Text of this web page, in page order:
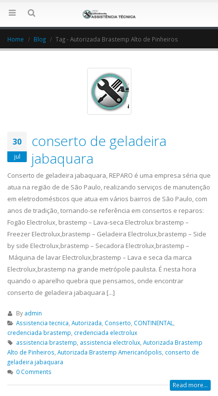
Home Blog Tag -Autorizada Brastemp Alto de Pinheiros
30
jul
conserto de geladeira
jabaquara
Conserto de geladeira jabaquara, REPARO é uma empresa séria que
atua na região de de São Paulo, realizando serviços de manutenção
em eletrodomésticos que atua em vários bairros de São Paulo, com
anos de tradição, tornando-se referência em consertos e reparos:
Fogão Electrolux, brastemp – Lava-seca Electrolux brastemp –
Freezer Electrolux,brastemp – Geladeira Electrolux,brastemp – Side
by side Electrolux,brastemp – Secadora Electrolux,brastemp –
Máquina de lavar Electrolux,brastemp – Lava e seca da marca
Electrolux,brastemp na grande metrópole paulista. É nesta hora
quando o aparelho quebra que pensamos, onde encontrar
conserto de geladeira jabaquara [...]
By admin
Assistencia tecnica, Autorizada, Conserto, CONTINENTAL,
credenciada brastemp, credenciada electrolux
assistencia brastemp, assistencia electrolux, Autorizada Brastemp
Alto de Pinheiros, Autorizada Brastemp Americanópolis, conserto de
geladeira jabaquara
0 Comments
Read more...
23
abr
ASSISTENCIA
GELADEIRA
abr
assistencia